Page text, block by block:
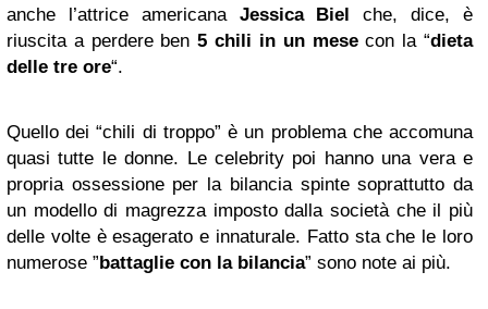
anche l’attrice americana Jessica Biel che, dice, è
riuscita a perdere ben5 chili in un mesecon la “dieta
delle tre ore“.
Quello dei “chili di troppo” è un problema che accomuna
quasi tutte le donne. Le celebrity poi hanno una vera e
propria ossessione per la bilancia spinte soprattutto da
un modello di magrezza imposto dalla società che il più
delle volte è esagerato e innaturale. Fatto sta che le loro
numerose ”battaglie con la bilancia” sono note ai più.